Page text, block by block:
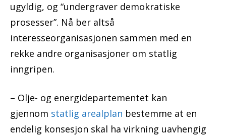
ugyldig, og “undergraver demokratiske
prosesser”. Nå ber altså
interesseorganisasjonen sammen med en
rekke andre organisasjoner om statlig
inngripen.
– Olje- og energidepartementet kan
gjennom statlig arealplan bestemme at en
endelig konsesjon skal ha virkning uavhengig